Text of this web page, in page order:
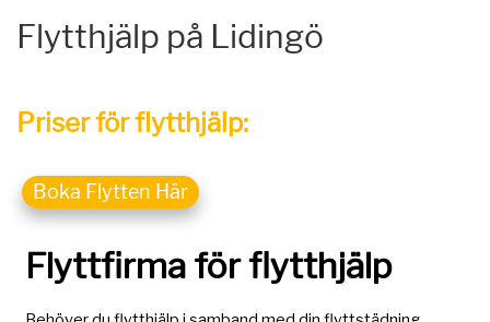
Flytthjälp på Lidingö
Priser för flytthjälp:
Boka Flytten Här